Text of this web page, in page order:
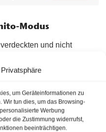
um Geräteinformationen zu
tun dies, um das Browsing-
Werbung
die Zustimmung widerrufst,
beeinträchtigen.
Modus
und nicht
von praktisch jedem
oder Telefon beteiligen,
energisch gegen die
jedes Mal klar an, wenn
öffnet, dass